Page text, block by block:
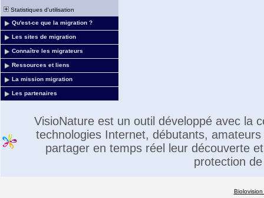
Statistiques d'utilisation
Qu'est-ce que la migration ?
Les sites de migration
Connaître les migrateurs
Ressources et liens
La mission migration
Les partenaires
VisioNature est un outil développé avec la
technologies Internet, débutants,
partager en temps réel leur découverte
protection
Biolovision